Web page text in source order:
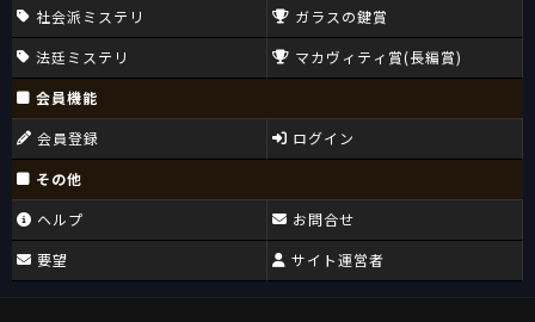
社会派ミステリ
法廷ミステリ
ガラスの鍵賞
マカヴィティ賞(長編賞)
会員機能
会員登録
ログイン
その他
ヘルプ
要望
お問合せ
サイト運営者